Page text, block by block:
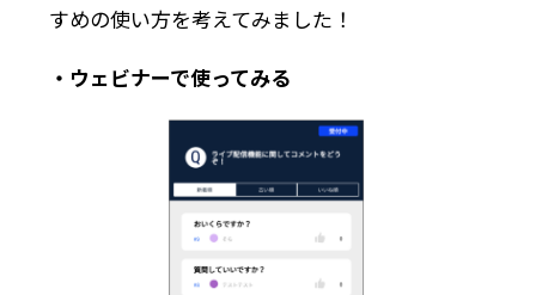
すめの使い方を考えてみました！
・ウェビナーで使ってみる